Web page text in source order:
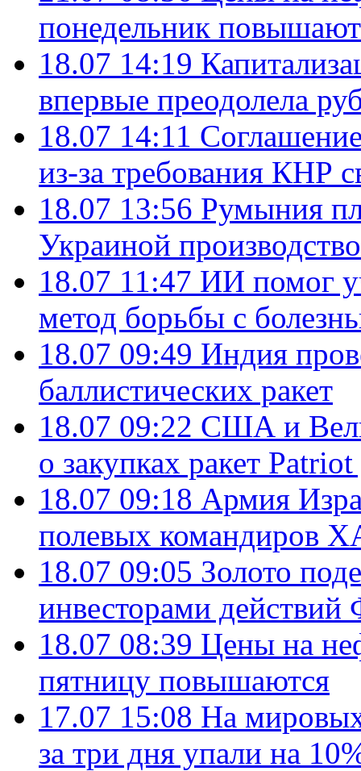
понедельник
18.07 14:19
впервые преодолела
18.07 14:11
из-за требования КНР
18.07 13:56 Румыния
Украиной
18.07 11:47 ИИ помог
метод борьбы с
18.07 09:49 Индия
баллистических ракет
18.07 09:22 США и
о закупках ракет
18.07 09:18 Армия
полевых командиров
18.07 09:05 Золото
инвесторами
18.07 08:39 Цены на
пятницу повышаются
17.07 15:08 На
за три дня упали на